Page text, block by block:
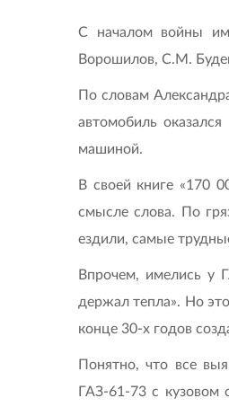
С началом войны
Ворошилов, С.М.
По словам
автомобиль
машиной.
В своей книге «170
смысле слова. По
ездили, самые
Впрочем, имелись у
держал тепла». Но
конце 30-х годов
Понятно, что все
ГАЗ-61-73 с кузовом